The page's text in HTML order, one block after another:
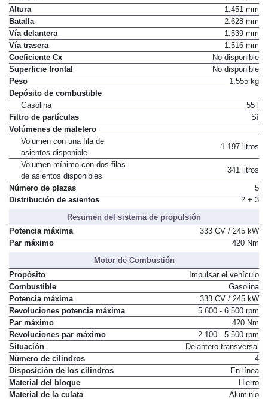
Anchura
1.789 mm
Altura
1.451 mm
Batalla
2.628 mm
Vía delantera
1.539 mm
Vía trasera
1.516 mm
Coeficiente Cx
No disponible
Superficie frontal
No disponible
Peso
Depósito de combustible
Gasolina
55 l
Filtro de partículas
Volúmenes de maletero
Volumen con una fila de
asientos disponible
Volumen mínimo con dos filas
de asientos disponibles
Número de plazas
5
Resumen del sistema de propulsión
Potencia máxima
333 CV / 245 kW
Motor de Combustión
Propósito
Impulsar el vehículo
Combustible
Gasolina
Potencia máxima
333 CV / 245 kW
Revoluciones potencia máxima
5.600 - 6.500 rpm
Par máximo
420 Nm
Revoluciones par máximo
2.100 - 5.500 rpm
Situación
Delantero transversal
Número de cilindros
4
Disposición de los cilindros
En línea
Material del bloque
Hierro